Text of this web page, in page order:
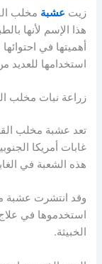
زيت عشبة مخلب
هذا الإسم لأنها
أهميتها في
استخدامها للعديد
زراعة نبات مخلب
تعد عشبة مخلب
غابات أمريكا
هذه الشعبة في
وقد انتشرت عشبة
استخدموها في
الخبيثة.